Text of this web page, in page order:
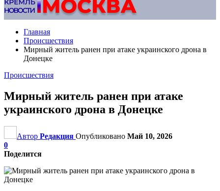
Главная
Происшествия
Мирный житель ранен при атаке украинского дрона в
Донецке
Происшествия
Мирный житель ранен при атаке
украинского дрона в Донецке
Автор Редакция Опубликовано Май 10, 2026
0
Поделится